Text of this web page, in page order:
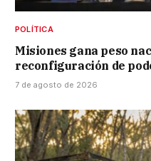
POLÍTICA
Misiones gana peso
reconfiguración de
7 de agosto de 2026